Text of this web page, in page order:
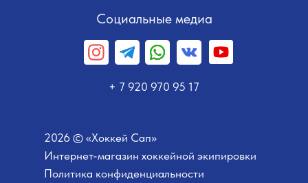
2026 © «Хоккей Сап»
Интернет-магазин хоккейной экипировки
Политика конфиденциальности
+ 7 920 970 95 17
Социальные медиа